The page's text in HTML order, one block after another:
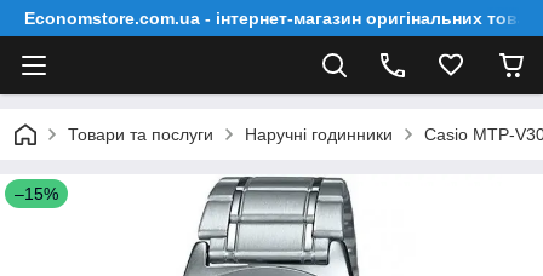
Economstore.com.ua - інтернет-магазин оригінальних
Товари та послуги Наручні годинники Casio MTP-
–15%